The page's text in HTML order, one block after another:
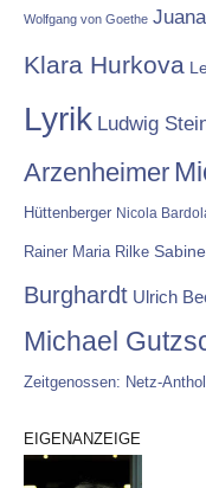
Wolfgang von Goethe
Klara Hurkova
Lyrik Ludwig
Arzenheimer
Hüttenberger Nicola
Rainer Maria Rilke
Burghardt Ulrich
Michael
Zeitgenossen: Netz-
EIGENANZEIGE